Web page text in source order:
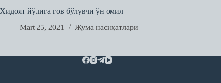
Хидоят йўлига гов бўлувчи ўн омил
Mart 25, 2021
Жума насиҳатлари